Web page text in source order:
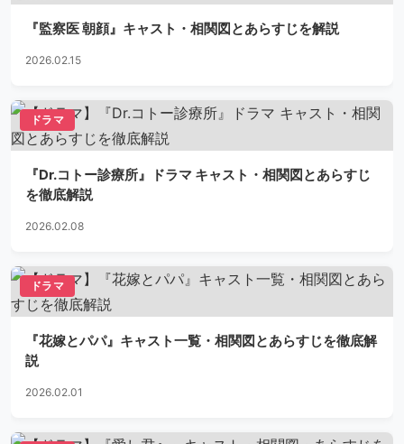
『監察医 朝顔』キャスト・相関図とあらすじを解説
2026.02.15
ドラマ
『Dr.コトー診療所』ドラマ キャスト・相関図とあらすじ
を徹底解説
2026.02.08
ドラマ
『花嫁とパパ』キャスト一覧・相関図とあらすじを徹底解
説
2026.02.01